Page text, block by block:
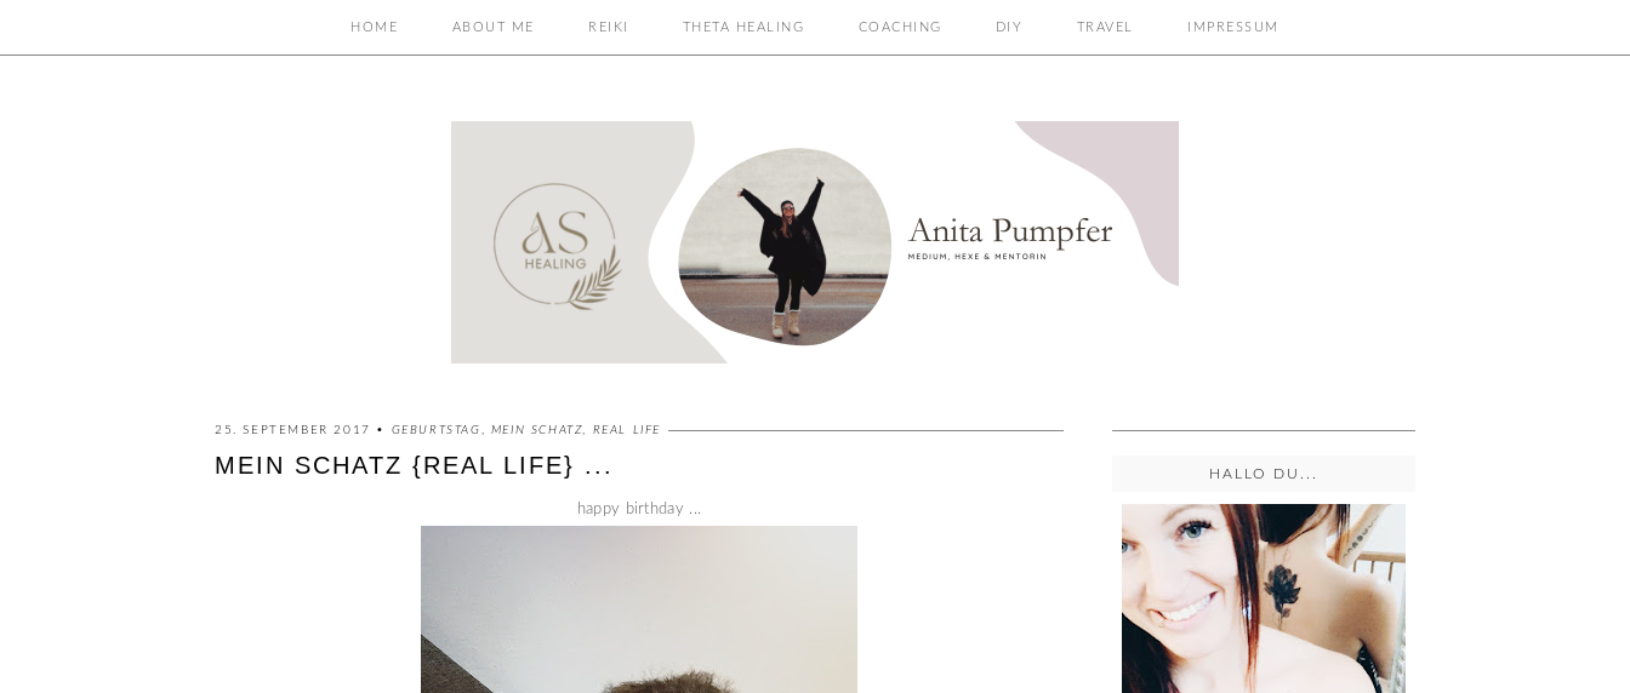
HOME ABOUT ME REIKI THETA HEALING COACHING DIY TRAVEL IMPRESSUM
25. SEPTEMBER 2017 • GEBURTSTAG , MEIN SCHATZ, REAL LIFE
MEIN SCHATZ {REAL LIFE} ...
happy birthday ...
HALLO DU...